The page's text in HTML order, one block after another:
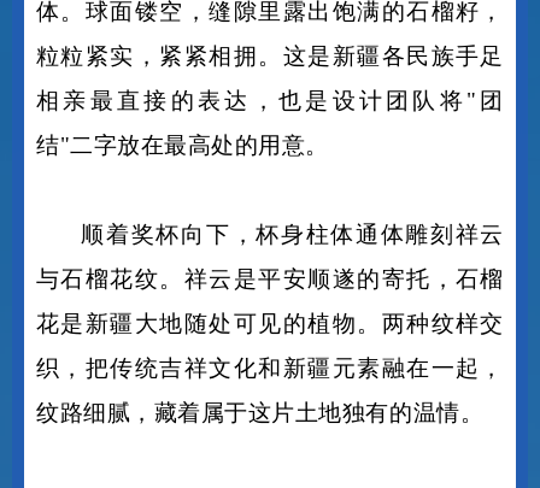
奖杯顶端，一颗足球与一枚石榴融为一
体。球面镂空，缝隙里露出饱满的石榴籽，
粒粒紧实，紧紧相拥。这是新疆各民族手足
相亲最直接的表达，也是设计团队将
顺着奖杯向下，杯身柱体通体雕刻祥云
与石榴花纹。祥云是平安顺遂的寄托，石榴
花是新疆大地随处可见的植物。两种纹样交
织，把传统吉祥文化和新疆元素融在一起，